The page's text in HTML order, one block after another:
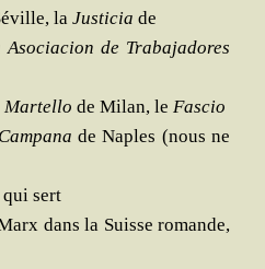
la Jus­ti­cia de
de Tra­ba­ja­dores
Mar­tel­lo de Milan, le Fas­cio
Cam­pa­na de Naples (nous ne
qui sert
dans la Suisse romande,